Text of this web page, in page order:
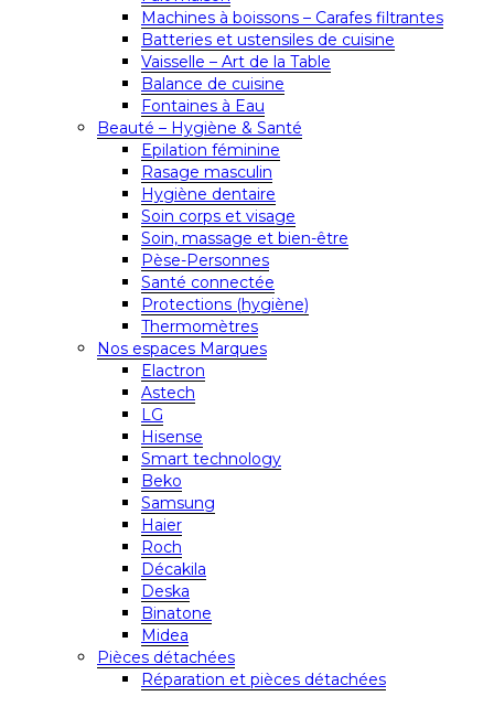
Machines à boissons – Carafes filtrantes
Batteries et ustensiles de cuisine
Vaisselle – Art de la Table
Balance de cuisine
Fontaines à Eau
Beauté – Hygiène & Santé
Epilation féminine
Rasage masculin
Hygiène dentaire
Soin corps et visage
Soin, massage et bien-être
Pèse-Personnes
Santé connectée
Protections (hygiène)
Thermomètres
Nos espaces Marques
Elactron
Astech
LG
Hisense
Smart technology
Beko
Samsung
Haier
Roch
Décakila
Deska
Binatone
Midea
Pièces détachées
Réparation et pièces détachées